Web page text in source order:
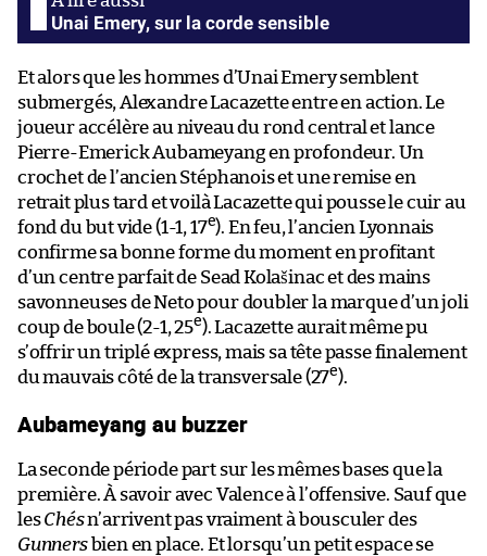
Unai Emery, sur la corde sensible
Et alors que les hommes d’Unai Emery semblent
submergés, Alexandre Lacazette entre en action. Le
joueur accélère au niveau du rond central et lance
Pierre-Emerick Aubameyang en profondeur. Un
crochet de l’ancien Stéphanois et une remise en
retrait plus tard et voilà Lacazette qui pousse le cuir au
fond du but vide (1-1, 17e). En feu, l’ancien Lyonnais
confirme sa bonne forme du moment en profitant
d’un centre parfait de Sead Kolašinac et des mains
savonneuses de Neto pour doubler la marque d’un joli
coup de boule (2-1, 25e). Lacazette aurait même pu
s’offrir un triplé express, mais sa tête passe finalement
du mauvais côté de la transversale (27e).
Aubameyang au buzzer
La seconde période part sur les mêmes bases que la
première. À savoir avec Valence à l’offensive. Sauf que
lesChésn’arrivent pas vraiment à bousculer des
Gunnersbien en place. Et lorsqu’un petit espace se